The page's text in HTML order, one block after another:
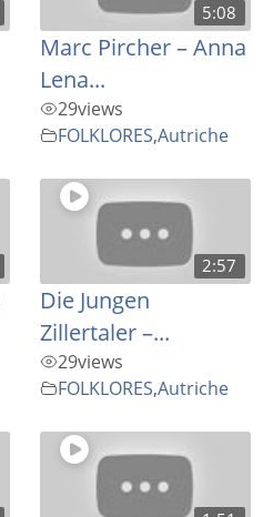
5:08
Marc Pircher – Anna
Lena...
29views
FOLKLORES,Autriche
2:57
Die Jungen
Zillertaler –...
29views
FOLKLORES,Autriche